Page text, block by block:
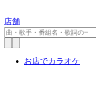
店舗
お店でカラオケ